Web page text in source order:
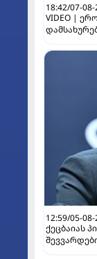
18:42/07-
VIDEO |
12:59/05-
ქეცბაიას